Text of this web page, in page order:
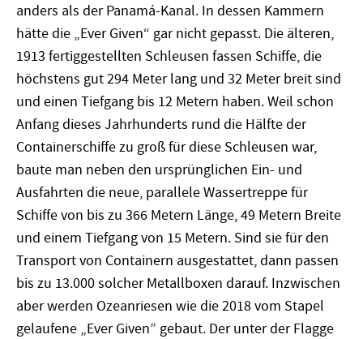
anders als der Panamá-Kanal. In dessen Kammern
hätte die „Ever Given“ gar nicht gepasst. Die älteren,
1913 fertiggestellten Schleusen fassen Schiffe, die
höchstens gut 294 Meter lang und 32 Meter breit sind
und einen Tiefgang bis 12 Metern haben. Weil schon
Anfang dieses Jahrhunderts rund die Hälfte der
Containerschiffe zu groß für diese Schleusen war,
baute man neben den ursprünglichen Ein- und
Ausfahrten die neue, parallele Wassertreppe für
Schiffe von bis zu 366 Metern Länge, 49 Metern Breite
und einem Tiefgang von 15 Metern. Sind sie für den
Transport von Containern ausgestattet, dann passen
bis zu 13.000 solcher Metallboxen darauf. Inzwischen
aber werden Ozeanriesen wie die 2018 vom Stapel
gelaufene „Ever Given” gebaut. Der unter der Flagge